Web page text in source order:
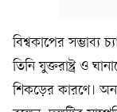
বিশ্বকাপের সম্ভাব্য
তিনি যুক্তরাষ্ট্র ও
শিকড়ের কারণে।